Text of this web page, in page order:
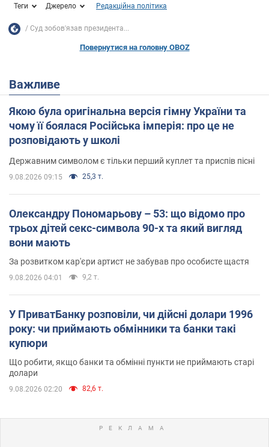
Теги Джерело Редакційна політика
Суд зобов'язав президента...
Повернутися на головну OBOZ
Важливе
Якою була оригінальна версія гімну України та
чому її боялася Російська імперія: про це не
розповідають у школі
Державним символом є тільки перший куплет та приспів пісні
9.08.2026 09:15 25,3 т.
Олександру Пономарьову – 53: що відомо про
трьох дітей секс-символа 90-х та який вигляд
вони мають
За розвитком кар'єри артист не забував про особисте щастя
9.08.2026 04:01 9,2 т.
У ПриватБанку розповіли, чи дійсні долари 1996
року: чи приймають обмінники та банки такі
купюри
Що робити, якщо банки та обмінні пункти не приймають старі
долари
9.08.2026 02:20 82,6 т.